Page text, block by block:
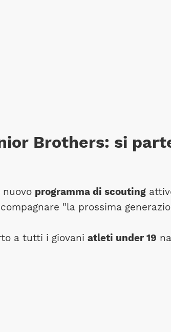
Brothers: si
nuovo programma di scouting
"la prossima
a tutti i giovani atleti under 19